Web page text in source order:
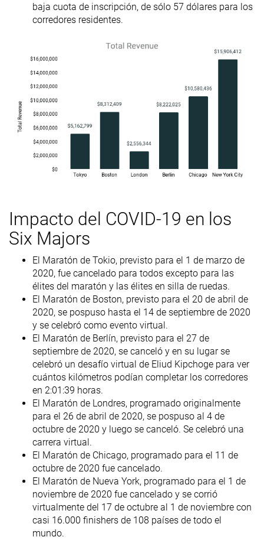
baja cuota de inscripción, de sólo 57 dólares para los
corredores residentes.
Impacto del COVID-19 en los
Six Majors
El Maratón de Tokio, previsto para el 1 de marzo de
2020, fue cancelado para todos excepto para las
élites del maratón y las élites en silla de ruedas.
El Maratón de Boston, previsto para el 20 de abril de
2020, se pospuso hasta el 14 de septiembre de 2020
y se celebró como evento virtual.
El Maratón de Berlín, previsto para el 27 de
septiembre de 2020, se canceló y en su lugar se
celebró un desafío virtual de Eliud Kipchoge para ver
cuántos kilómetros podían completar los corredores
en 2:01:39 horas.
El Maratón de Londres, programado originalmente
para el 26 de abril de 2020, se pospuso al 4 de
octubre de 2020 y luego se canceló. Se celebró una
carrera virtual.
El Maratón de Chicago, programado para el 11 de
octubre de 2020 fue cancelado.
El Maratón de Nueva York, programado para el 1 de
noviembre de 2020 fue cancelado y se corrió
virtualmente del 17 de octubre al 1 de noviembre con
casi 16.000 finishers de 108 países de todo el
mundo.